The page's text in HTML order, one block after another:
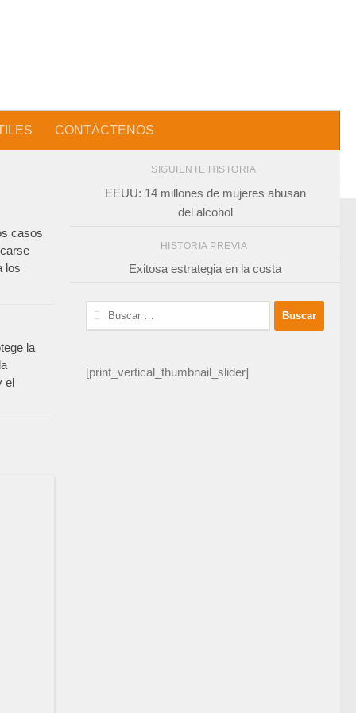
CONTÁCTENOS
SIGUIENTE HISTORIA
EEUU: 14 millones de mujeres abusan
del alcohol
HISTORIA PREVIA
Exitosa estrategia en la costa
Buscar:
[print_vertical_thumbnail_slider]
casos
los
la
el